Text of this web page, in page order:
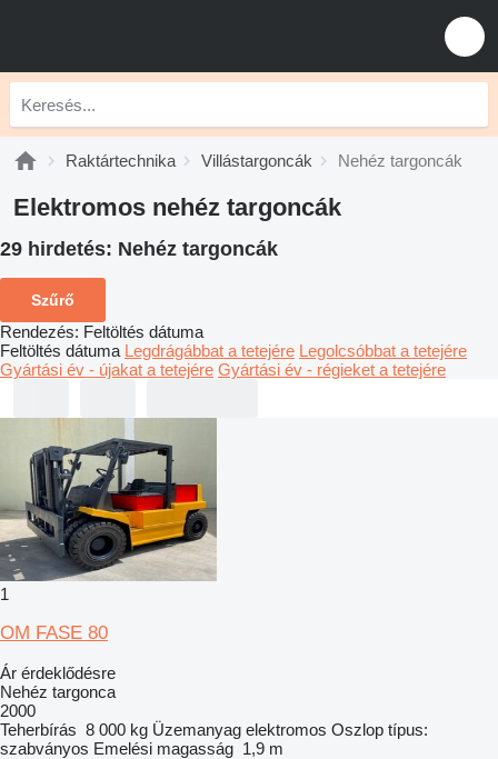
Raktártechnika Villástargoncák Nehéz targoncák
Elektromos nehéz targoncák
29 hirdetés: Nehéz targoncák
Szűrő
Rendezés: Feltöltés dátuma
Feltöltés dátuma Legdrágábbat a tetejére Legolcsóbbat a tetejére
Gyártási év - újakat a tetejére Gyártási év - régieket a tetejére
1
OM FASE 80
Ár érdeklődésre
Nehéz targonca
2000
Teherbírás 8 000 kg Üzemanyag elektromos Oszlop típus:
szabványos Emelési magasság 1,9 m